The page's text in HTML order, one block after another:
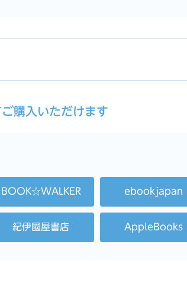
購入いただけます
BOOK☆WALKER ebookjapan
紀伊國屋書店 AppleBooks